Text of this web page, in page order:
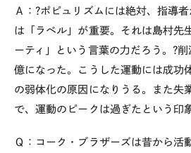
Ａ：?ポピュリズムには絶対、指導
は「ラベル」が重要。それは島村先
ーティ」という言葉の力だろう。?
億になった。こうした運動には成功
の弱体化の原因になりうる。また失
で、運動のピークは過ぎたという印
Ｑ：コーク・ブラザーズは昔から活